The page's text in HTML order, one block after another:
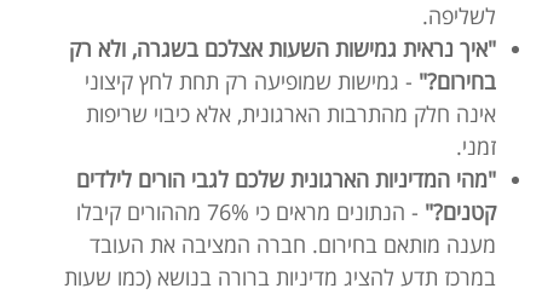
לשליפה.
"איך נראית גמישות השעות אצלכם בשגרה, ולא רק
בחירום?" - גמישות שמופיעה רק תחת לחץ קיצוני
אינה חלק מהתרבות הארגונית, אלא כיבוי שריפות
זמני.
"מהי המדיניות הארגונית שלכם לגבי הורים לילדים
קטנים?"
- הנתונים מראים כי 76% מההורים קיבלו
מענה מותאם בחירום. חברה המציבה את העובד
במרכז תדע להציג מדיניות ברורה בנושא (כמו שעות